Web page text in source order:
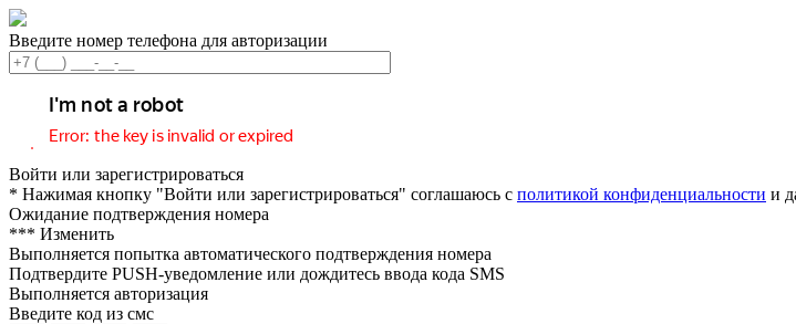
Введите номер телефона для авторизации
Войти или зарегистрироваться
* Нажимая кнопку "Войти или зарегистрироваться" соглашаюсь с политикой конфиденциальности и
Ожидание подтверждения номера
*** Изменить
Выполняется попытка автоматического подтверждения номера
Подтвердите PUSH-уведомление или дождитесь ввода кода SMS
Выполняется авторизация
Введите код из смс